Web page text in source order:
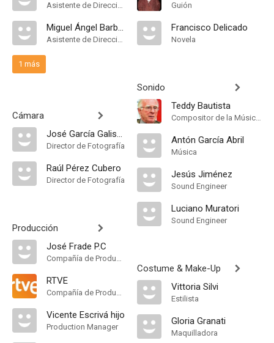
Asistente de Dirección
Miguel Ángel Barbero
Asistente de Dirección
1 más
Cámara
José García Galisteo
Director de Fotografía
Raúl Pérez Cubero
Director de Fotografía
Producción
José Frade P.C
Compañía de Produccion
RTVE
Compañía de Produccion
Vicente Escrivá hijo
Production Manager
Guión
Francisco Delicado
Novela
Sonido
Teddy Bautista
Compositor de la Música Original
Antón García Abril
Música
Jesús Jiménez
Sound Engineer
Luciano Muratori
Sound Engineer
Costume & Make-Up
Vittoria Silvi
Estilista
Gloria Granati
Maquilladora